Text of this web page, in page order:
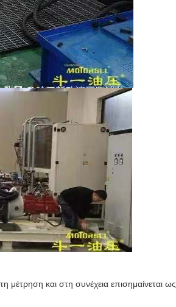
μέτρηση και στη συνέχεια επισημαίνεται ως